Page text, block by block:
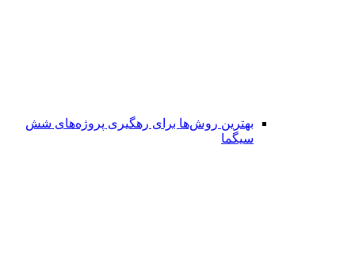
بهترین روش‌ها برای رهگیری پروژه‌های شش
سیگما